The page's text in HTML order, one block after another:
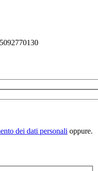
dei dati personali oppure.